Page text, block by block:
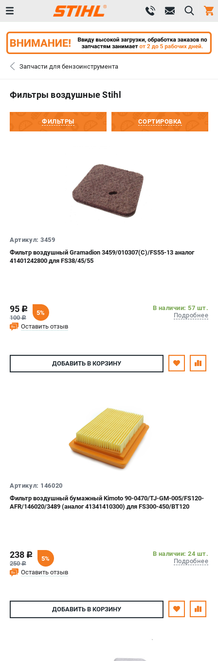
ИЗБРАННОЕ ( 0 )
ЗАКАЗАТЬ ЗАПЧАСТЬ
0 ₽
ПОДДЕРЖКА
Гарантия Stihl
Политика обработки персональных данных
Юридическим лицам
Бонусная программа
САДОВАЯ ТЕХНИКА
Бензопилы
Опрыскиватели
Измельчители
Запчасти для бензоинструмента
Фильтры воздушные Stihl
ФИЛЬТРЫ СОРТИРОВКА
Артикул: 3459
Фильтр воздушный Gramadion 3459/010307(C)/FS55-13 аналог
41401242800 для FS38/45/55
95 c
100c
5%
В наличии: 57 шт.
Подробнее
Оставить отзыв
ДОБАВИТЬ В КОРЗИНУ
Артикул: 146020
Фильтр воздушный бумажный Kimoto 90-0470/TJ-GM-005/FS120-
AFR/146020/3489 (аналог 41341410300) для FS300-450/ВТ120
238 c
250c
5%
В наличии: 24 шт.
Подробнее
Оставить отзыв
ДОБАВИТЬ В КОРЗИНУ